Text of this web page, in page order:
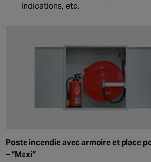
indications, etc.
Poste incendie avec armoire et place
– “Maxi”